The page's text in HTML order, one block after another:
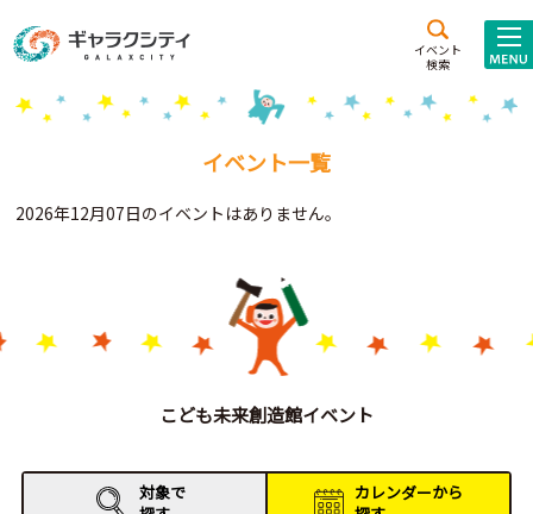
イベント
検索
施設案内
こども
西新井
施設･
Gがくえん
お知らせ
イベント一覧
2026年12月07日のイベントはありません。
こども未来創造館イベント
対象で
カレンダーから